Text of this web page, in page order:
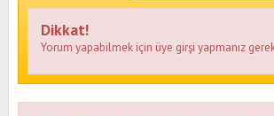
Dikkat!
Yorum yapabilmek için üye girşi yapmanız